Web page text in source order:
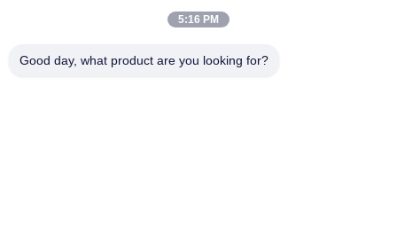
Fabrieksreis
5:16 PM
Good day, what product are you looking for?